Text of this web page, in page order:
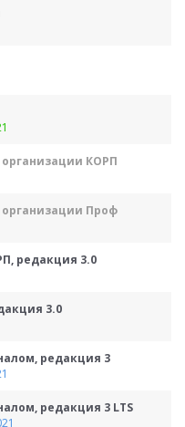
КОРП
Проф
редакция 3.0
3.0
редакция 3
редакция 3 LTS